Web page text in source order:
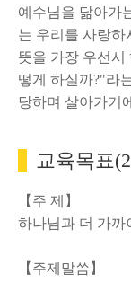
예수님을 닮아가
는 우리를 사랑하
뜻을 가장 우선시
떻게 하실까?"라
당하며 살아가기
교육목표
【주 제】
하나님과 더 가까
【주제말씀】